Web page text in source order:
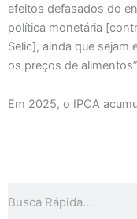
efeitos defasados do
política monetária
Selic], ainda que sejam
os preços de
Em 2025, o IPCA